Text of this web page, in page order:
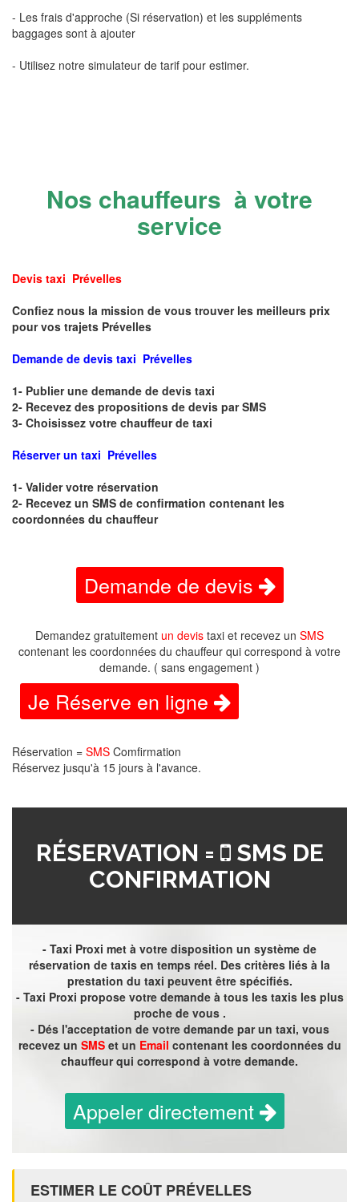
- Les frais d'approche (Si réservation) et les suppléments
baggages sont à ajouter
- Utilisez notre simulateur de tarif pour estimer.
Nos chauffeurs à votre
service
Devis taxi Prévelles
Confiez nous la mission de vous trouver les meilleurs prix
pour vos trajets Prévelles
Demande de devis taxi Prévelles
1- Publier une demande de devis taxi
2- Recevez des propositions de devis par SMS
3- Choisissez votre chauffeur de taxi
Réserver un taxi Prévelles
1- Valider votre réservation
2- Recevez un SMS de confirmation contenant les
coordonnées du chauffeur
Demande de devis
Demandez gratuitement un devis taxi et recevez un SMS
contenant les coordonnées du chauffeur qui correspond à votre
demande. ( sans engagement )
Je Réserve en ligne
Réservation = SMS Comfirmation
Réservez jusqu'à 15 jours à l'avance.
RÉSERVATION =
SMS DE
CONFIRMATION
- Taxi Proxi met à votre disposition un système de
réservation de taxis en temps réel. Des critères liés à la
prestation du taxi peuvent être spécifiés.
- Taxi Proxi propose votre demande à tous les taxis les plus
proche de vous .
- Dés l'acceptation de votre demande par un taxi, vous
recevez un SMSet un Email contenant les coordonnées du
chauffeur qui correspond à votre demande.
Appeler directement
ESTIMER LE COÛT PRÉVELLES